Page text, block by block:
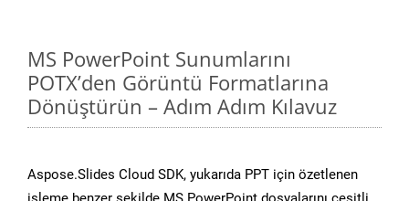
MS PowerPoint Sunumlarını
POTX’den Görüntü Formatlarına
Dönüştürün – Adım Adım Kılavuz
Aspose.Slides Cloud SDK, yukarıda PPT için özetlenen